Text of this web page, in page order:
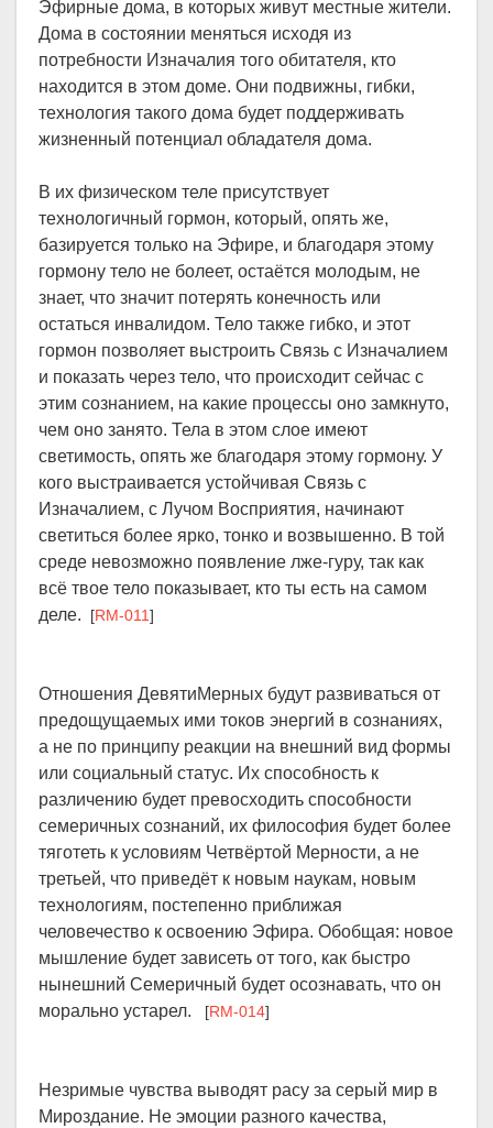
Эфирные дома, в которых живут местные жители.
Дома в состоянии меняться исходя из
потребности Изначалия того обитателя, кто
находится в этом доме. Они подвижны, гибки,
технология такого дома будет поддерживать
жизненный потенциал обладателя дома.
В их физическом теле присутствует
технологичный гормон, который, опять же,
базируется только на Эфире, и благодаря этому
гормону тело не болеет, остаётся молодым, не
знает, что значит потерять конечность или
остаться инвалидом. Тело также гибко, и этот
гормон позволяет выстроить Связь с Изначалием
и показать через тело, что происходит сейчас с
этим сознанием, на какие процессы оно замкнуто,
чем оно занято. Тела в этом слое имеют
светимость, опять же благодаря этому гормону. У
кого выстраивается устойчивая Связь с
Изначалием, с Лучом Восприятия, начинают
светиться более ярко, тонко и возвышенно. В той
среде невозможно появление лже-гуру, так как
всё твое тело показывает, кто ты есть на самом
деле. [RM-011]
Отношения ДевятиМерных будут развиваться от
предощущаемых ими токов энергий в сознаниях,
а не по принципу реакции на внешний вид формы
или социальный статус. Их способность к
различению будет превосходить способности
семеричных сознаний, их философия будет более
тяготеть к условиям Четвёртой Мерности, а не
третьей, что приведёт к новым наукам, новым
технологиям, постепенно приближая
человечество к освоению Эфира. Обобщая: новое
мышление будет зависеть от того, как быстро
нынешний Семеричный будет осознавать, что он
морально устарел. [RM-014]
Незримые чувства выводят расу за серый мир в
Мироздание. Не эмоции разного качества,